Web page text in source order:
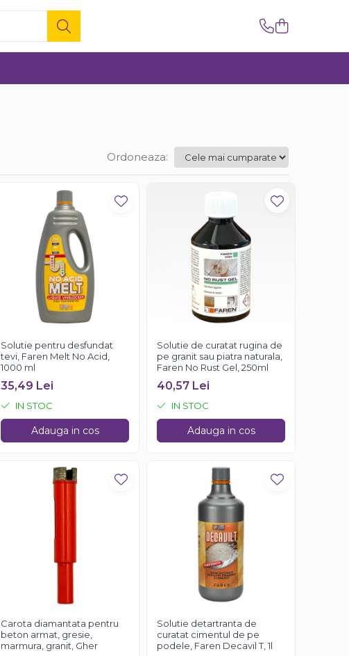
Ordoneaza:
Solutie pentru desfundat
tevi, Faren Melt No Acid,
1000 ml
35,49 Lei
IN STOC
Adauga in cos
Solutie de curatat rugina de
pe granit sau piatra naturala,
Faren No Rust Gel, 250ml
40,57 Lei
IN STOC
Adauga in cos
Carota diamantata pentru
beton armat, gresie,
marmura, granit, Gher
Solutie detartranta de
curatat cimentul de pe
podele, Faren Decavil T, 1l